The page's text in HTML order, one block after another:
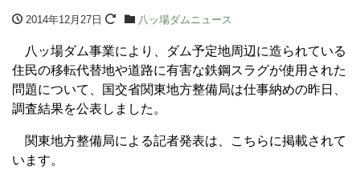
2014年12月27日 八ッ場ダムニュース
八ッ場ダム事業により、ダム予定地周辺に造られている
住民の移転代替地や道路に有害な鉄鋼スラグが使用された
問題について、国交省関東地方整備局は仕事納めの昨日、
調査結果を公表しました。
関東地方整備局による記者発表は、こちらに掲載されて
います。